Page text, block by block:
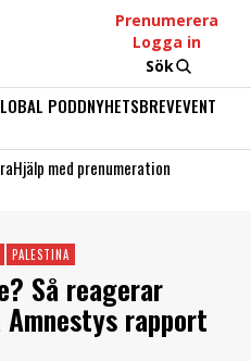
Prenumerera
Logga in
Sök
PODDNYHETSBREVEVENT
Hjälp med prenumeration
PALESTINA
Så reagerar
rapport